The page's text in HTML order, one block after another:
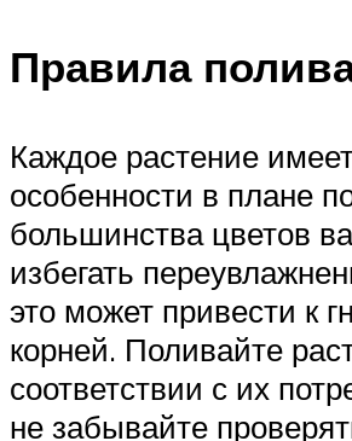
Правила
Каждое растение
особенности в плане
большинства цветов
избегать
это может привести к
корней. Поливайте
соответствии с их
не забывайте